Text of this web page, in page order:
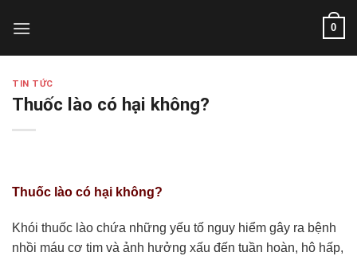
0
TIN TỨC
Thuốc lào có hại không?
Thuốc lào có hại không?
Khói thuốc lào chứa những yếu tố nguy hiểm gây ra bệnh
nhồi máu cơ tim và ảnh hưởng xấu đến tuần hoàn, hô hấp,